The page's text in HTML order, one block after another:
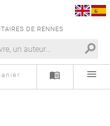
DE RENNES
search
menu_book menu